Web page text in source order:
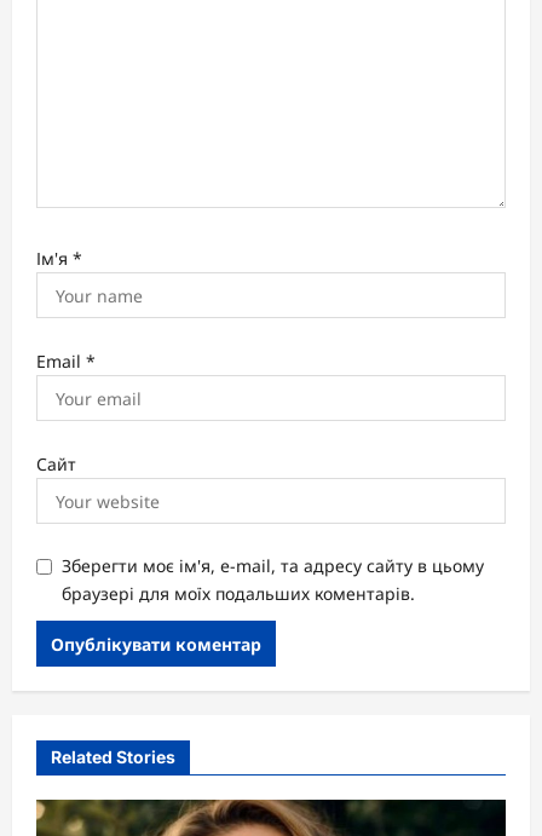
Ім'я *
Email *
Сайт
Зберегти моє ім'я, e-mail, та адресу сайту в цьому
браузері для моїх подальших коментарів.
Related Stories